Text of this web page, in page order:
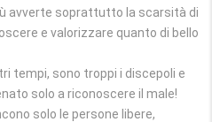
avverte soprattutto la scarsità di
e valorizzare quanto di bello
tempi, sono troppi i discepoli e
solo a riconoscere il male!
solo le persone libere,